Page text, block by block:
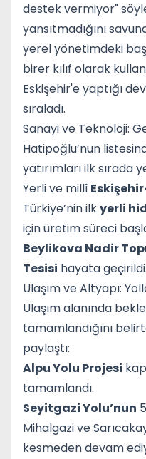
destek vermiyor"
yansıtmadığını
yerel yönetimdeki
birer kılıf olarak
Eskişehir'e yaptığı
sıraladı.
Sanayi ve Teknoloji:
Hatipoğlu’nun
yatırımları ilk sırada
Yerli ve millî
Türkiye’nin ilkyerli
için üretim süreci
Beylikova Nadir
Tesisi hayata geçirildi.
Ulaşım ve Altyapı:
Ulaşım alanında
tamamlandığını
paylaştı:
Alpu Yolu Projesi
tamamlandı.
Seyitgazi Yolu’nun
Mihalgazi ve
kesmeden devam